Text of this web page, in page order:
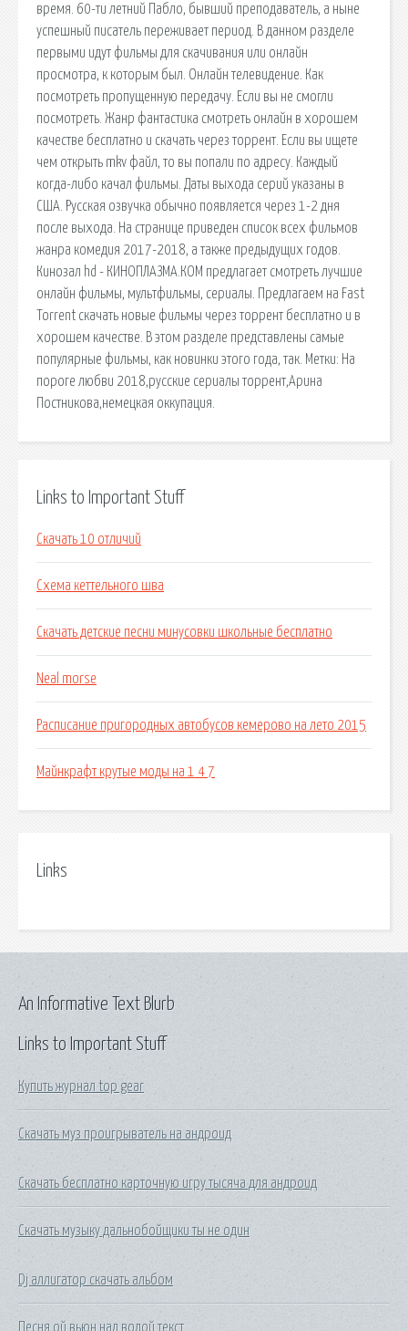
время. 60-ти летний Пабло, бывший преподаватель, а ныне
успешный писатель переживает период. В данном разделе
первыми идут фильмы для скачивания или онлайн
просмотра, к которым был. Онлайн телевидение. Как
посмотреть пропущенную передачу. Если вы не смогли
посмотреть. Жанр фантастика смотреть онлайн в хорошем
качестве бесплатно и скачать через торрент. Если вы ищете
чем открыть mkv файл, то вы попали по адресу. Каждый
когда-либо качал фильмы. Даты выхода серий указаны в
США. Русская озвучка обычно появляется через 1-2 дня
после выхода. На странице приведен список всех фильмов
жанра комедия 2017-2018, а также предыдущих годов.
Кинозал hd - КИНОПЛАЗМА.КОМ предлагает смотреть лучшие
онлайн фильмы, мультфильмы, сериалы. Предлагаем на Fast
Torrent скачать новые фильмы через торрент бесплатно и в
хорошем качестве. В этом разделе представлены самые
популярные фильмы, как новинки этого года, так. Метки: На
пороге любви 2018,русские сериалы торрент,Арина
Постникова,немецкая оккупация.
Links to Important Stuff
Скачать 10 отличий
Схема кеттельного шва
Скачать детские песни минусовки школьные бесплатно
Neal morse
Расписание пригородных автобусов кемерово на лето 2015
Майнкрафт крутые моды на 1 4 7
Links
Links to Important Stuff
Купить журнал top gear
Скачать муз проигрыватель на андроид
Скачать бесплатно карточную игру тысяча для андроид
Скачать музыку дальнобойщики ты не один
Dj аллигатор скачать альбом
Песня ой вьюн над водой текст
An Informative Text Blurb